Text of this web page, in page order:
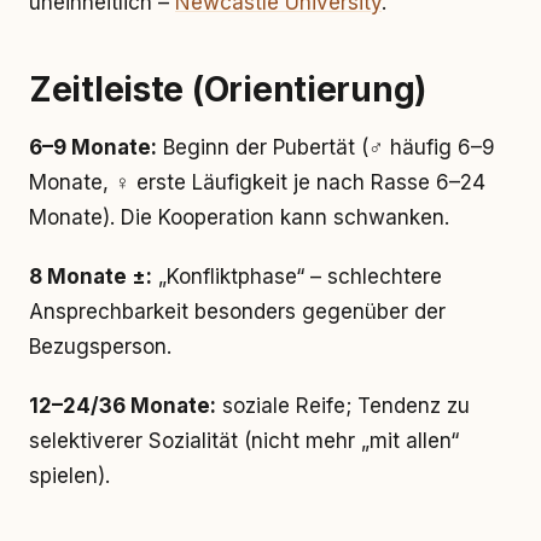
Zeitleiste (Orientierung)
6–9 Monate: Beginn der Pubertät (♂ häufig 6–9
Monate, ♀ erste Läufigkeit je nach Rasse 6–24
Monate). Die Kooperation kann schwanken.
8 Monate ±: „Konfliktphase“ – schlechtere
Ansprechbarkeit besonders gegenüber der
Bezugsperson.
12–24/36 Monate: soziale Reife; Tendenz zu
selektiverer Sozialität (nicht mehr „mit allen“
spielen).